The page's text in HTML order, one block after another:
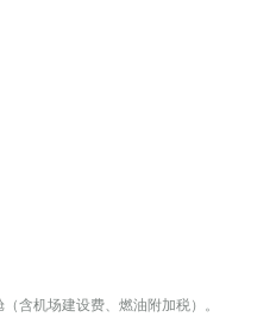
含机场建设费、燃油附加税）。